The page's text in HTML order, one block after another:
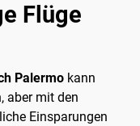
Flüge
Palermo kann
aber mit den
Einsparungen